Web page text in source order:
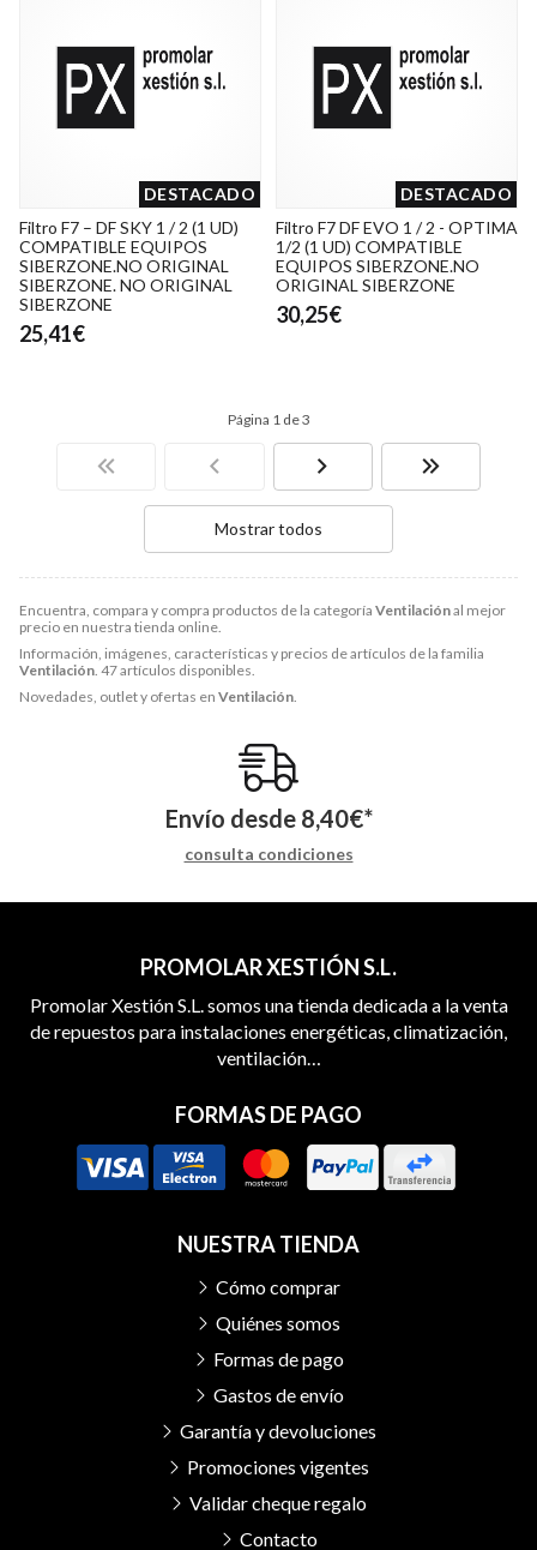
Encuentra, compara y compra productos de la categoría Ventilaciónal mejor
precio en nuestra tienda online.
Información, imágenes, características y precios de artículos de la familia
Ventilación. 47 artículos disponibles.
Novedades, outlet y ofertas en Ventilación.
DESTACADO
Filtro F7 – DF SKY 1 / 2 (1 UD)
COMPATIBLE EQUIPOS
SIBERZONE.NO ORIGINAL
SIBERZONE. NO ORIGINAL
SIBERZONE
25,41€
DESTACADO
Filtro F7 DF EVO 1 / 2 - OPTIMA
1/2 (1 UD) COMPATIBLE
EQUIPOS SIBERZONE.NO
ORIGINAL SIBERZONE
30,25€
Página 1 de 3
Mostrar todos
Envío desde 8,40€*
consulta condiciones
PROMOLAR XESTIÓN S.L.
Promolar Xestión S.L. somos una tienda dedicada a la venta
de repuestos para instalaciones energéticas, climatización,
ventilación…
FORMAS DE PAGO
NUESTRA TIENDA
Cómo comprar
Quiénes somos
Formas de pago
Gastos de envío
Garantía y devoluciones
Promociones vigentes
Validar cheque regalo
Contacto